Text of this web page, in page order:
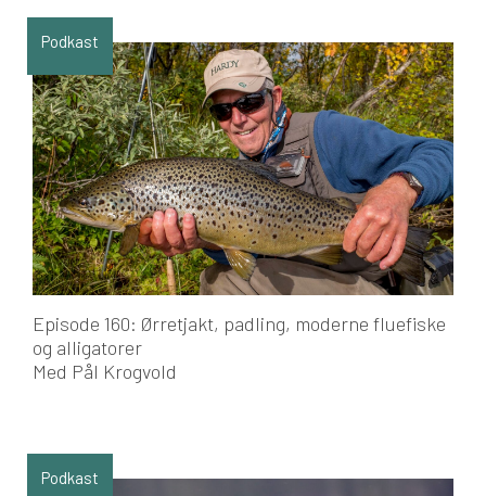
Podkast
Episode 160: Ørretjakt, padling, moderne fluefiske
og alligatorer
Med Pål Krogvold
Podkast